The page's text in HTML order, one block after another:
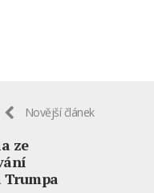
Novější článek
ze
Trumpa